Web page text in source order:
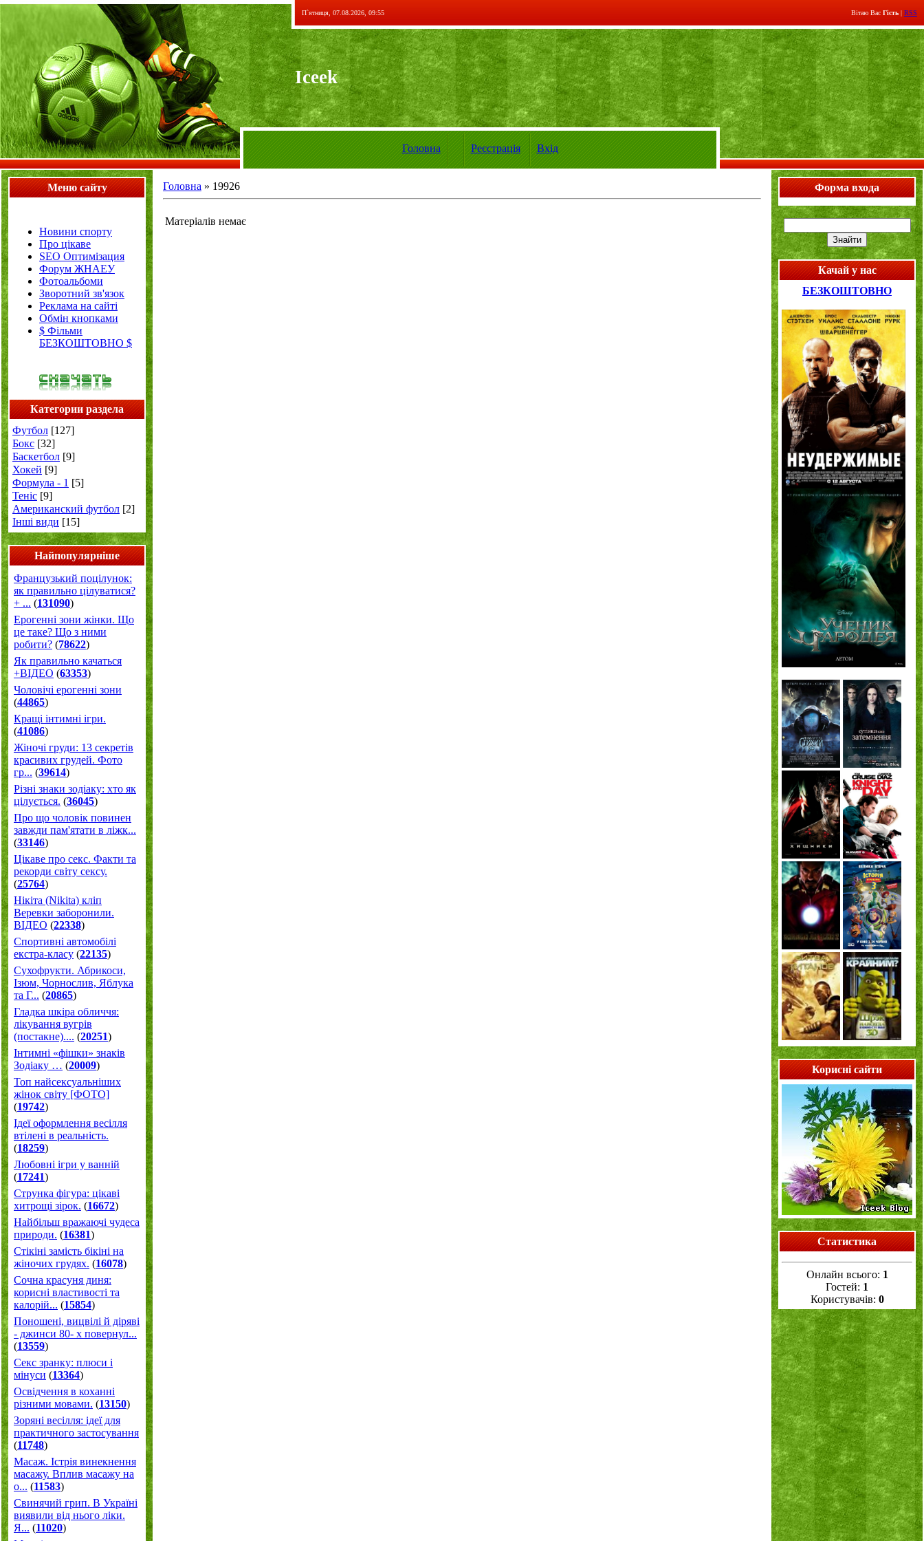
П`ятниця, 07.08.2026, 09:55 Вітаю Вас Гість | RSS
Iceek
Головна Реєстрація Вхід
Меню сайту
Новини спорту
Про цікаве
SEO Оптимізация
Форум ЖНАЕУ
Фотоальбоми
Зворотний зв'язок
Реклама на сайті
Обмін кнопками
$ Фільми
БЕЗКОШТОВНО $
Категории раздела
Футбол [127]
Бокс [32]
Баскетбол [9]
Хокей [9]
Формула - 1 [5]
Теніс [9]
Американский футбол [2]
Інші види [15]
Найпопулярніше
Французький поцілунок:
як правильно цілуватися?
+ ... (131090)
Ерогенні зони жінки. Що
це таке? Що з ними
робити? (78622)
Як правильно качаться
+ВІДЕО (63353)
Чоловічі ерогенні зони
(44865)
Кращі інтимні ігри.
(41086)
Жіночі груди: 13 секретів
красивих грудей. Фото
гр... (39614)
Різні знаки зодіаку: хто як
цілується. (36045)
Про що чоловік повинен
завжди пам'ятати в ліжк...
(33146)
Цікаве про секс. Факти та
рекорди світу сексу.
(25764)
Нікіта (Nikita) кліп
Веревки заборонили.
ВІДЕО (22338)
Спортивні автомобілі
екстра-класу (22135)
Cухофрукти. Абрикоси,
Ізюм, Чорнослив, Яблука
та Г... (20865)
Гладка шкіра обличчя:
лікування вугрів
(постакне).... (20251)
Інтимні «фішки» знаків
Зодіаку … (20009)
Топ найсексуальніших
жінок світу [ФОТО]
(19742)
Ідеї оформлення весілля
втілені в реальність.
(18259)
Любовні ігри у ванній
(17241)
Струнка фігура: цікаві
хитрощі зірок. (16672)
Найбільш вражаючі чудеса
природи. (16381)
Стікіні замість бікіні на
жіночих грудях. (16078)
Сочна красуня диня:
корисні властивості та
калорій... (15854)
Поношені, вицвілі й діряві
- джинси 80- х повернул...
(13559)
Секс зранку: плюси і
мінуси (13364)
Освідчення в коханні
різними мовами. (13150)
Зоряні весілля: ідеї для
практичного застосування
(11748)
Масаж. Істрія винекнення
масажу. Вплив масажу на
о... (11583)
Свинячий грип. В Україні
виявили від нього ліки.
Я... (11020)
Головна » 19926
Матеріалів немає
Форма входа
Качай у нас
БЕЗКОШТОВНО
Корисні сайти
Статистика
Онлайн всього: 1
Гостей: 1
Користувачів: 0